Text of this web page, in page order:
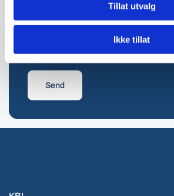
Tillat utvalg
Ikke tillat